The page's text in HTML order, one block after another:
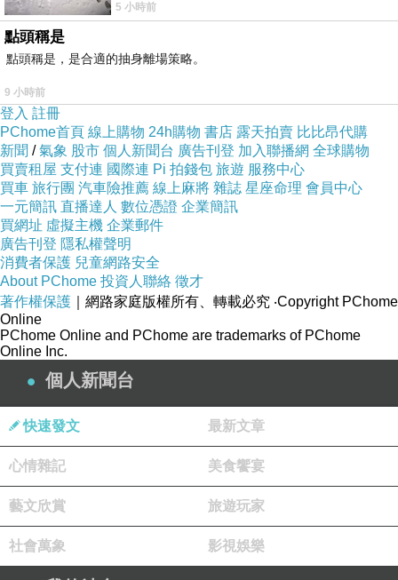
商品組合：
6瓶
◆重量或容量：80ml/瓶
◆成分：Petrolatum,Polybutene(Isobutylene/butene
copolymer),PARAFFINUM LIQUIDUM,Sorbitan Olivate,Horse
Fat..等其他詳見商品本體標示
◆使用方式：取適量均勻塗抹於手腳及其他乾燥肌膚部位
◆保存方法：置於陰涼處，避免陽光直射及孩童不易拿取處
【PURE HEART】乾裂剋星日本馬油手足修護霜(6入)
商品網址
http://www.momoshop.com.tw/goods/GoodsDetail.jsp?
i_code=2353051&memid=6000003945
【I-Sweety中大碼】3338優雅粉領百搭碎花假兩
件長版洋裝(黑色)
此刻忍淚說別離 他日靈魂再
5 小時前
點頭稱是
點頭稱是，是合適的抽身離場策略。
9 小時前
登入 註冊
PChome首頁 線上購物 24h購物 書店 露天拍賣 比比昂代購
新聞 /氣象 股市 個人新聞台 廣告刊登 加入聯播網 全球購物
買賣租屋 支付連 國際連 Pi 拍錢包 旅遊 服務中心
買車 旅行團 汽車險推薦 線上麻將 雜誌 星座命理 會員中心
一元簡訊 直播達人 數位憑證 企業簡訊
買網址 虛擬主機 企業郵件
廣告刊登 隱私權聲明
消費者保護 兒童網路安全
About PChome 投資人聯絡 徵才
著作權保護 ｜網路家庭版權所有、轉載必究 ‧Copyright PChome
Online
PChome Online and PChome are trademarks of PChome
Online Inc.
個人新聞台
快速發文 最新文章
心情雜記 美食饗宴
藝文欣賞 旅遊玩家
社會萬象 影視娛樂